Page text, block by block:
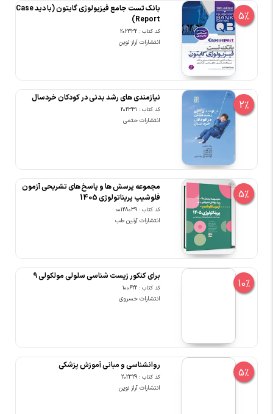
5%
بانک تست جامع فیزیولوژی گایتون (با دید Case
Report)
کد کتاب : 202332
انتشارات آراز نوین
2%
نیازمندی های رشد بدنی در کودکان خردسال
کد کتاب : 202331
انتشارات حتمی
5%
مجموعه پرسش ها و پاسخ های تشریحی آزمون
فلوشیپ پریناتولوژی 1405
کد کتاب : 00128039
انتشارات آرتین طب
10%
برای کنکور زیست شناسی سلولی مولکولی 9
کد کتاب : 100622
انتشارات خسروی
5%
روانشناسی و مبانی آموزش پزشکی
کد کتاب : 202329
انتشارات آراز نوین